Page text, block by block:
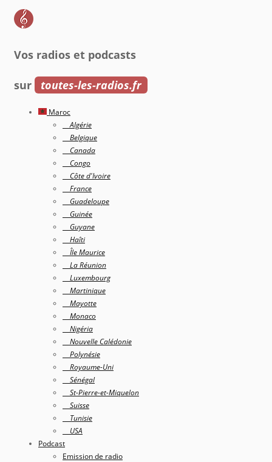
Vos radios et podcasts
sur toutes-les-radios.fr
Maroc
Algérie
Belgique
Canada
Congo
Côte d'Ivoire
France
Guadeloupe
Guinée
Guyane
Haîti
Île Maurice
La Réunion
Luxembourg
Martinique
Mayotte
Monaco
Nigéria
Nouvelle Calédonie
Polynésie
Royaume-Uni
Sénégal
St-Pierre-et-Miquelon
Suisse
Tunisie
USA
Podcast
Emission de radio